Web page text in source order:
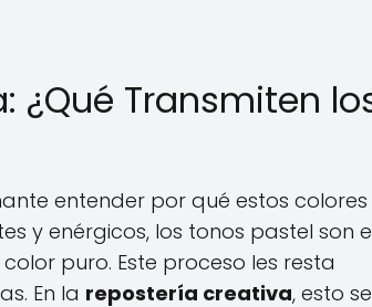
¿Qué Transmiten
entender por qué estos colores
y enérgicos, los tonos pastel son
puro. Este proceso les resta
En la repostería creativa, esto se